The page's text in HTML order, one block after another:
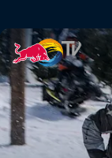
Relive